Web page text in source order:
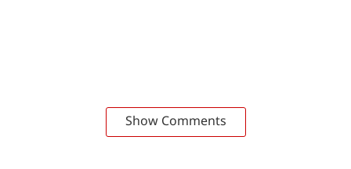
Show Comments